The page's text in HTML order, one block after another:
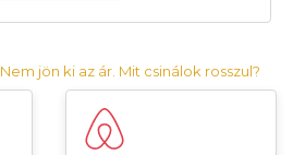
Nem jön ki az ár. Mit csinálok rosszul?